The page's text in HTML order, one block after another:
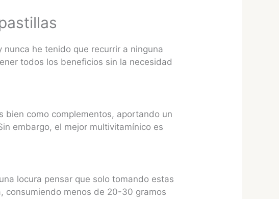
he tenido que recurrir a ninguna
todos los beneficios sin la necesidad
bien como complementos, aportando un
embargo, el mejor multivitamínico es
locura pensar que solo tomando estas
consumiendo menos de 20-30 gramos